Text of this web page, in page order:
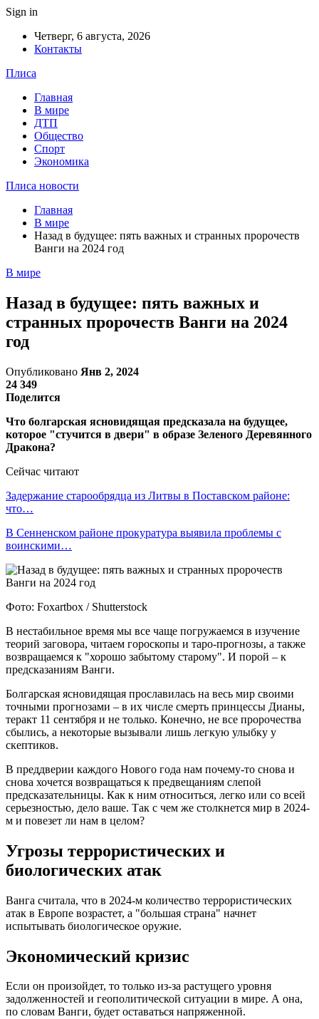
Sign in
Четверг, 6 августа, 2026
Контакты
Плиса
Главная
В мире
ДТП
Общество
Спорт
Экономика
Плиса новости
Главная
В мире
Назад в будущее: пять важных и странных пророчеств
Ванги на 2024 год
В мире
Назад в будущее: пять важных и
странных пророчеств Ванги на 2024
год
Опубликовано Янв 2, 2024
24 349
Поделится
Что болгарская ясновидящая предсказала на будущее,
которое "стучится в двери" в образе Зеленого Деревянного
Дракона?
Сейчас читают
Задержание старообрядца из Литвы в Поставском районе:
что…
В Сенненском районе прокуратура выявила проблемы с
воинскими…
Фото: Foxartbox / Shutterstock
В нестабильное время мы все чаще погружаемся в изучение
теорий заговора, читаем гороскопы и таро-прогнозы, а также
возвращаемся к "хорошо забытому старому". И порой – к
предсказаниям Ванги.
Болгарская ясновидящая прославилась на весь мир своими
точными прогнозами – в их числе смерть принцессы Дианы,
теракт 11 сентября и не только. Конечно, не все пророчества
сбылись, а некоторые вызывали лишь легкую улыбку у
скептиков.
В преддверии каждого Нового года нам почему-то снова и
снова хочется возвращаться к предвещаниям слепой
предсказательницы. Как к ним относиться, легко или со всей
серьезностью, дело ваше. Так с чем же столкнется мир в 2024-
м и повезет ли нам в целом?
Угрозы террористических и
биологических атак
Ванга считала, что в 2024-м количество террористических
атак в Европе возрастет, а "большая страна" начнет
испытывать биологическое оружие.
Экономический кризис
Если он произойдет, то только из-за растущего уровня
задолженностей и геополитической ситуации в мире. А она,
по словам Ванги, будет оставаться напряженной.